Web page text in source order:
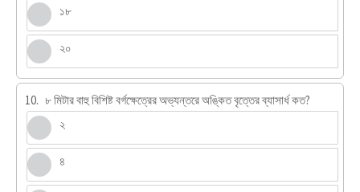
১৮
২০
10. ৮ মিটার বাহু বিশিষ্ট বর্গক্ষেত্রের অভ্যন্তরে অঙ্কিত বৃত্তের ব্যাসার্ধ কত?
২
৪